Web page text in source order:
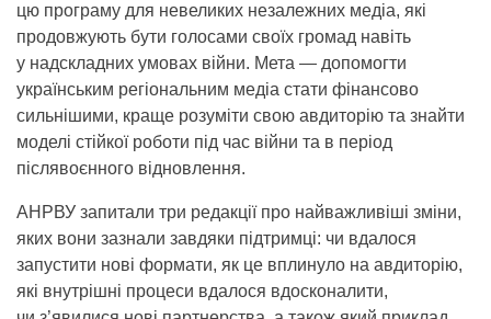
цю програму для невеликих незалежних медіа, які
продовжують бути голосами своїх громад навіть
у надскладних умовах війни. Мета — допомогти
українським регіональним медіа стати фінансово
сильнішими, краще розуміти свою авдиторію та знайти
моделі стійкої роботи під час війни та в період
післявоєнного відновлення.
АНРВУ запитали три редакції про найважливіші зміни,
яких вони зазнали завдяки підтримці: чи вдалося
запустити нові формати, як це вплинуло на авдиторію,
які внутрішні процеси вдалося вдосконалити,